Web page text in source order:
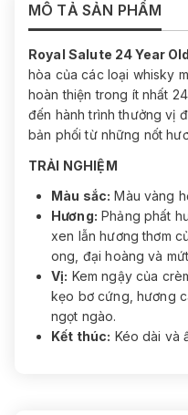
MÔ TẢ SẢN PHẨM
Royal Salute 24 Year
hòa của các loại whisky
hoàn thiện trong ít nhất
đến hành trình thưởng vị
bản phối từ những nốt
TRẢI NGHIỆM
Màu sắc: Màu vàng
Hương: Phảng phất
xen lẫn hương thơm
ong, đại hoàng và
Vị: Kem ngậy của
kẹo bơ cứng, hương
ngọt ngào.
Kết thúc: Kéo dài và